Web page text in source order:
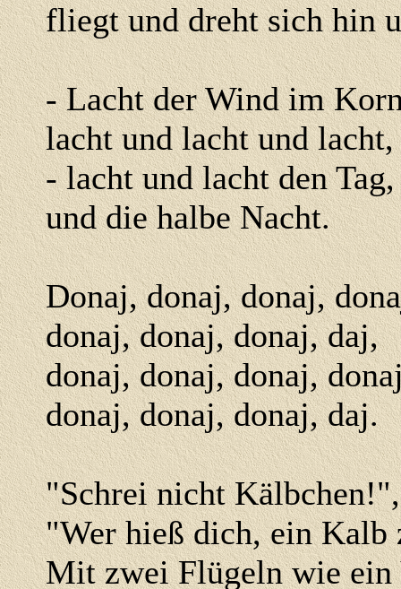
fliegt und dreht sich hin
- Lacht der Wind im
lacht und lacht und lacht,
- lacht und lacht den
und die halbe Nacht.
Donaj, donaj, donaj,
donaj, donaj, donaj, daj,
donaj, donaj, donaj,
donaj, donaj, donaj, daj.
"Schrei nicht
"Wer hieß dich, ein Kalb
Mit zwei Flügeln wie ein